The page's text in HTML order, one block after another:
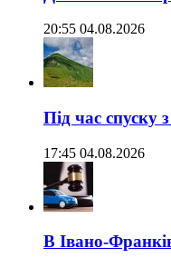
20:55 04.08.2026
Під час спуску
17:45 04.08.2026
В Івано-